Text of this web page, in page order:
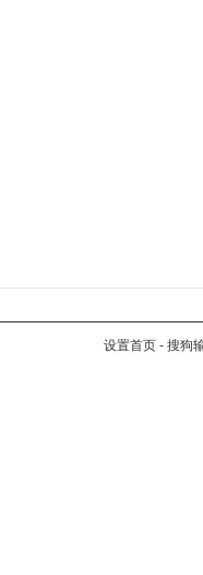
设置首页 - 搜狗